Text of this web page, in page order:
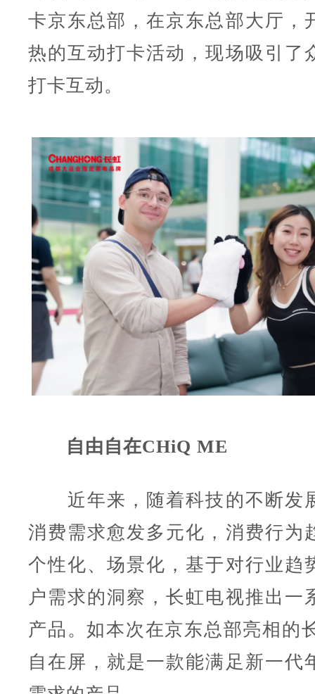
卡京东总部，在京东总部大厅，
热的互动打卡活动，现场吸引了
打卡互动。
自由自在CHiQ ME
近年来，随着科技的不断发
消费需求愈发多元化，消费行为
个性化、场景化，基于对行业趋
户需求的洞察，长虹电视推出一
产品。如本次在京东总部亮相的
自在屏，就是一款能满足新一代